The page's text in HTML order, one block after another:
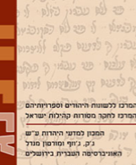
הנחת אתר ספר מודפס
$35
$32